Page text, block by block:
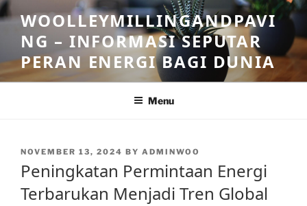
Skip
to
content
WOOLLEYMILLINGANDPAVI
NG – INFORMASI SEPUTAR
PERAN ENERGI BAGI DUNIA
Menu
POSTED
NOVEMBER 13, 2024 BY ADMINWOO
Peningkatan Permintaan Energi
Terbarukan Menjadi Tren Global